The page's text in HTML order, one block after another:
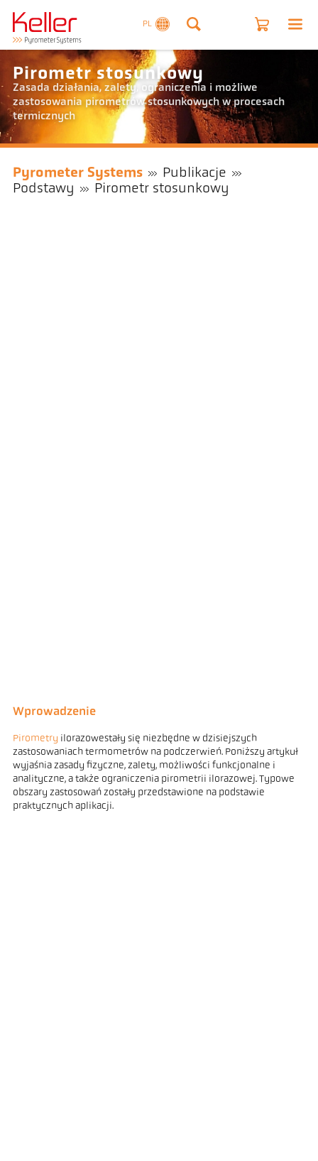
PL
Pirometr stosunkowy
Zasada działania, zalety, ograniczenia i możliwe
zastosowania pirometrów stosunkowych w procesach
termicznych
Pyrometer Systems
Publikacje
Podstawy
Pirometr stosunkowy
Wprowadzenie
Pirometry ilorazowestały się niezbędne w dzisiejszych
zastosowaniach termometrów na podczerwień. Poniższy artykuł
wyjaśnia zasady fizyczne, zalety, możliwości funkcjonalne i
analityczne, a także ograniczenia pirometrii ilorazowej. Typowe
obszary zastosowań zostały przedstawione na podstawie
praktycznych aplikacji.